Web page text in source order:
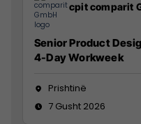
cpit comparit
Senior Product
4-Day Workweek
Prishtinë
7 Gusht 2026